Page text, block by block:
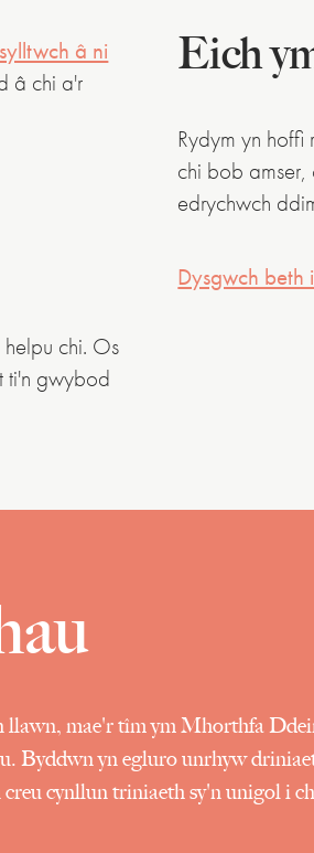
â ni
â chi a'r
chi. Os
ti'n gwybod
Eich
Rydym yn
chi bob
edrychwch
Dysgwch beth
llawn, mae'r tîm ym Mhorthfa
Byddwn yn egluro unrhyw
creu cynllun triniaeth sy'n unigol i